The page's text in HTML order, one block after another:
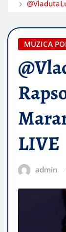
MUZICA
LIVE
admin